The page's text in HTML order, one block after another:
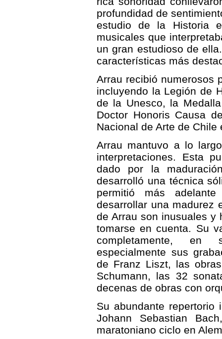
profundidad de
estudio de la Historia
musicales que
un gran estudioso de
características más
Arrau recibió numerosos
incluyendo la Legión de
de la Unesco, la
Doctor Honoris Causa
Nacional de Arte de Chile
Arrau mantuvo a lo
interpretaciones. Esta
dado por la
desarrolló una técnica
permitió más
desarrollar una madurez
de Arrau son inusuales y
tomarse en cuenta. Su
completamente, en
especialmente sus
de Franz Liszt, las
Schumann, las 32
decenas de obras con
Su abundante
Johann Sebastian
maratoniano ciclo en